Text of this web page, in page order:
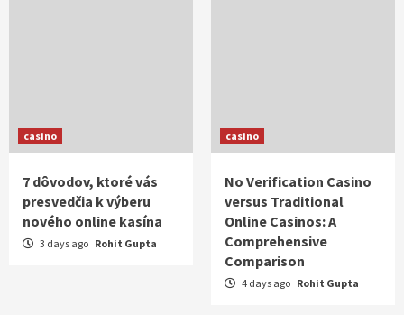
casino
7 dôvodov, ktoré vás
presvedčia k výberu
nového online kasína
3 days ago Rohit Gupta
casino
No Verification Casino
versus Traditional
Online Casinos: A
Comprehensive
Comparison
4 days ago Rohit Gupta